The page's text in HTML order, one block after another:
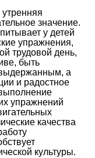
значение.
у детей
упражнения,
трудовой день,
быть
а
и радостное
упражнений
качества
культуры.